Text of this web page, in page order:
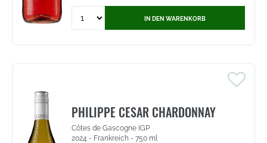
for
Casas
la
Tierra
de
IN DEN WARENKORB
PHILIPPE CESAR CHARDONNAY
Côtes de Gascogne IGP
2024 - Frankreich - 750 ml